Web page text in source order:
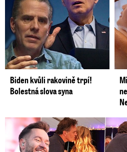
Biden kvůli rakovině trpí!
Bolestná slova syna
Koncert Ztraceného na Letné: